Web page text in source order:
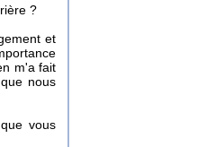
?
et
m'a fait
nous
vous